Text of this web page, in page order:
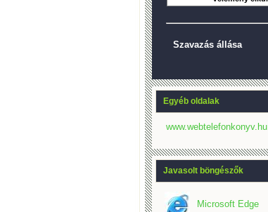
Szavazás állása
Egyéb oldalak
www.webtelefonkonyv.hu
Javasolt böngészők
Microsoft Edge